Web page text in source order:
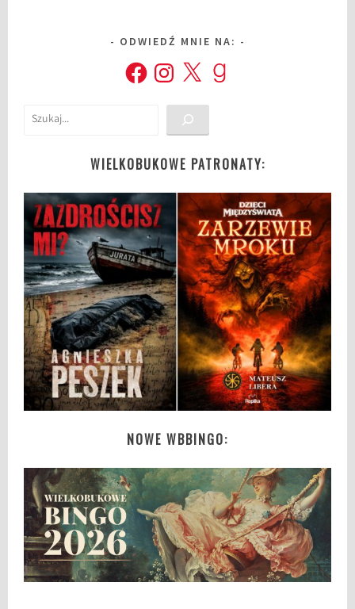
ODWIEDŹ MNIE NA:
FacebookInstagram
X Goodreads
Szukaj
WIELKOBUKOWE PATRONATY:
NOWE WBBINGO: